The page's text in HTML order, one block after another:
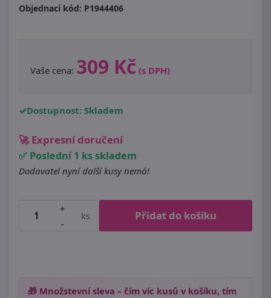
Objednací kód: P1944406
Vaše cena: 309 Kč (s DPH)
Dostupnost: Skladem
🚀 Expresní doručení
✅ Poslední 1 ks skladem
Dodavatel nyní další kusy nemá!
+
-
ks Přidat do košíku
🎁 Množstevní sleva – čím víc kusů v košíku, tím